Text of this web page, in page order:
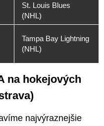
St. Louis Blues
(NHL)
Tampa Bay Lightning
(NHL)
na hokejových
najvýraznejšie